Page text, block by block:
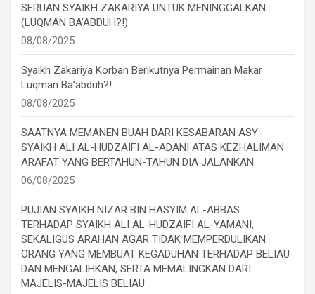
SERUAN SYAIKH ZAKARIYA UNTUK MENINGGALKAN
(LUQMAN BA’ABDUH?!)
08/08/2025
Syaikh Zakariya Korban Berikutnya Permainan Makar
Luqman Ba’abduh?!
08/08/2025
SAATNYA MEMANEN BUAH DARI KESABARAN ASY-
SYAIKH ALI AL-HUDZAIFI AL-ADANI ATAS KEZHALIMAN
ARAFAT YANG BERTAHUN-TAHUN DIA JALANKAN
06/08/2025
PUJIAN SYAIKH NIZAR BIN HASYIM AL-ABBAS
TERHADAP SYAIKH ALI AL-HUDZAIFI AL-YAMANI,
SEKALIGUS ARAHAN AGAR TIDAK MEMPERDULIKAN
ORANG YANG MEMBUAT KEGADUHAN TERHADAP BELIAU
DAN MENGALIHKAN, SERTA MEMALINGKAN DARI
MAJELIS-MAJELIS BELIAU